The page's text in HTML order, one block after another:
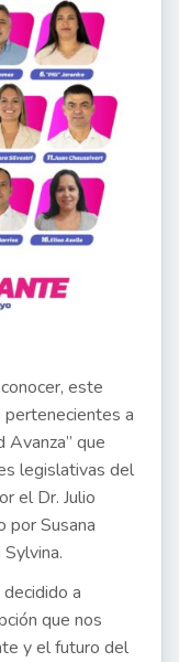
este
a
Avanza” que
legislativas del
el Dr. Julio
por Susana
a
que nos
y el futuro del